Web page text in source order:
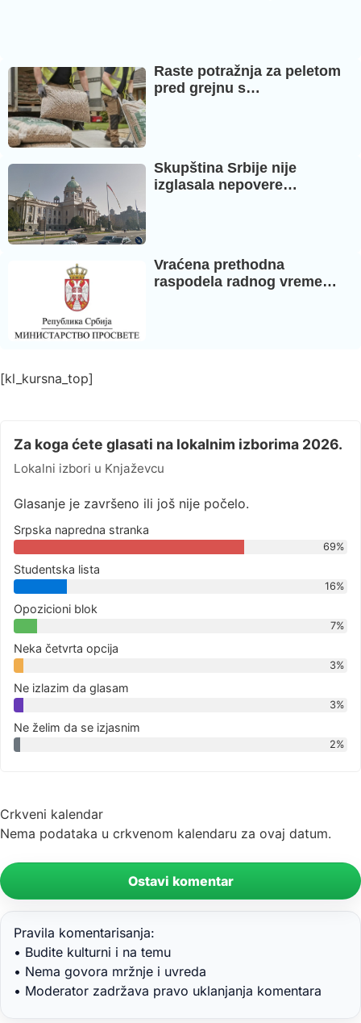
Raste potražnja za peletom
pred grejnu s…
Skupština Srbije nije
izglasala nepovere…
Vraćena prethodna
raspodela radnog vreme…
[kl_kursna_top]
Za koga ćete glasati na lokalnim izborima 2026.
Lokalni izbori u Knjaževcu
Glasanje je završeno ili još nije počelo.
Srpska napredna stranka
69%
Studentska lista
16%
Opozicioni blok
7%
Neka četvrta opcija
3%
Ne izlazim da glasam
3%
Ne želim da se izjasnim
2%
Crkveni kalendar
Nema podataka u crkvenom kalendaru za ovaj datum.
Ostavi komentar
Pravila komentarisanja:
• Budite kulturni i na temu
• Nema govora mržnje i uvreda
• Moderator zadržava pravo uklanjanja komentara